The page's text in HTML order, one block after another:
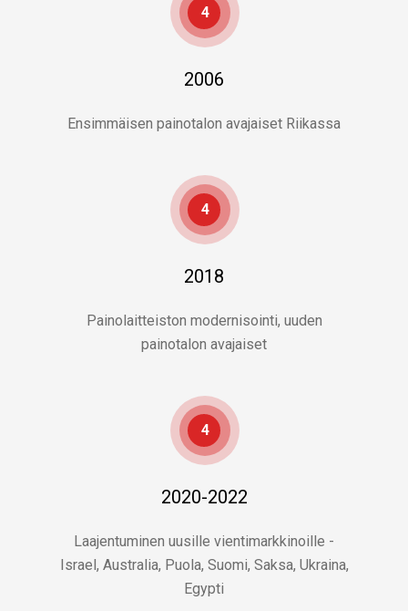
4
2006
Ensimmäisen painotalon avajaiset Riikassa
4
2018
Painolaitteiston modernisointi, uuden
painotalon avajaiset
4
2020-2022
Laajentuminen uusille vientimarkkinoille -
Israel, Australia, Puola, Suomi, Saksa, Ukraina,
Egypti